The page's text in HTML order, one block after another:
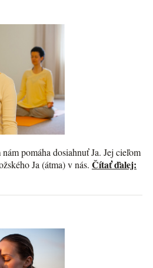
pomáha dosiahnuť Ja. Jej cieľom
Ja (átma) v nás. Čítať ďalej: